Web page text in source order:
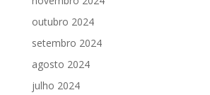
outubro 2024
setembro 2024
agosto 2024
julho 2024